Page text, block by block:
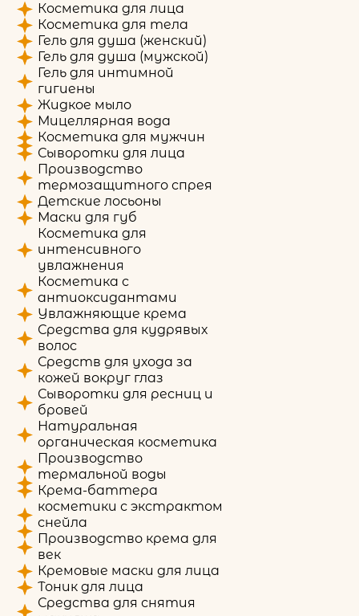
Косметика для лица
Косметика для тела
Гель для душа (женский)
Гель для душа (мужской)
Гель для интимной
гигиены
Жидкое мыло
Мицеллярная вода
Косметика для мужчин
Сыворотки для лица
Производство
термозащитного спрея
Детские лосьоны
Маски для губ
Косметика для
интенсивного
увлажнения
Косметика с
антиоксидантами
Увлажняющие крема
Средства для кудрявых
волос
Средств для ухода за
кожей вокруг глаз
Сыворотки для ресниц и
бровей
Натуральная
органическая косметика
Производство
термальной воды
Крема-баттера
косметики с экстрактом
снейла
Производство крема для
век
Кремовые маски для лица
Тоник для лица
Средства для снятия